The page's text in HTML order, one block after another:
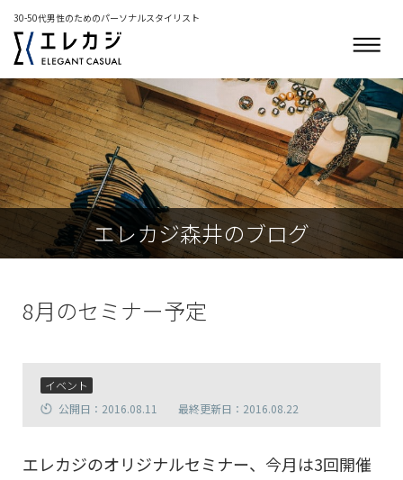
30-50代男性のためのパーソナルスタイリスト
エレカジ森井のブログ
8月のセミナー予定
イベント
公開日：2016.08.11
最終更新日：2016.08.22
エレカジのオリジナルセミナー、今月は3回開催